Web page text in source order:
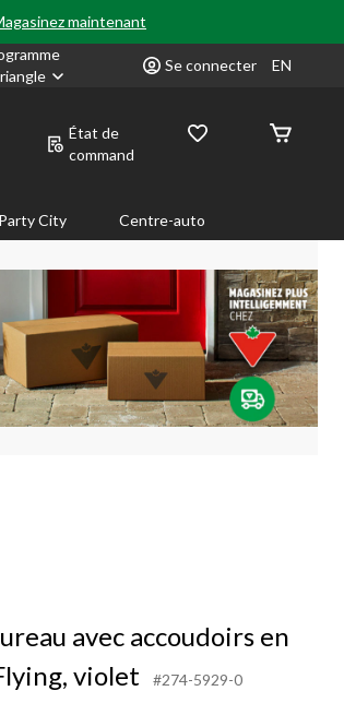
maintenant
Se connecter EN
État de
command
Party City Centre-auto
avec accoudoirs en
violet
#274-5929-0